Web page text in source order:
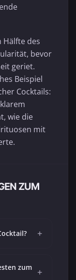
Hälfte des
bevor
geriet.
Beispiel
Cocktails:
wie die
mit
ZUM
+
zum
+